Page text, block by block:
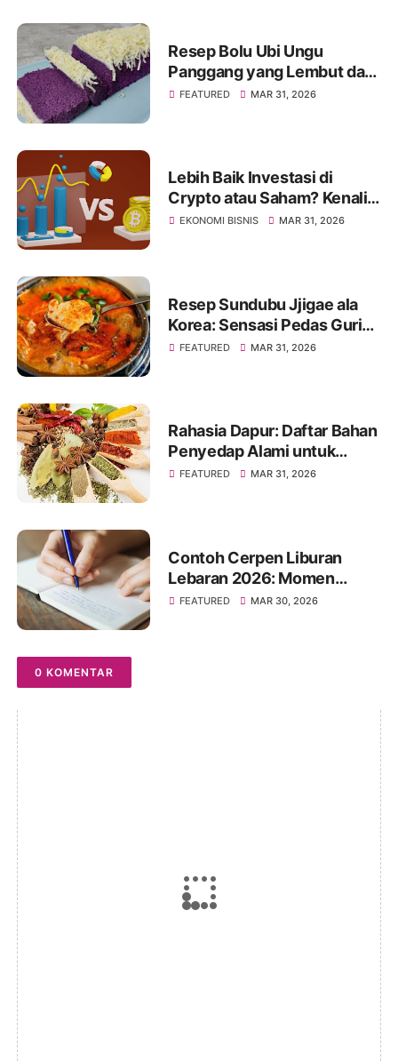
Resep Bolu Ubi Ungu
Panggang yang Lembut dan
Mengembang Sempurna
FEATURED MAR 31, 2026
Lebih Baik Investasi di
Crypto atau Saham? Kenali
Jenis Risikonya Juga
EKONOMI BISNIS MAR 31, 2026
Resep Sundubu Jjigae ala
Korea: Sensasi Pedas Gurih
yang Menghangatkan Tubuh
FEATURED MAR 31, 2026
Rahasia Dapur: Daftar Bahan
Penyedap Alami untuk
Masakan Jadi Lebih Enak
FEATURED MAR 31, 2026
Contoh Cerpen Liburan
Lebaran 2026: Momen
Hangat Penuh Kenangan
FEATURED MAR 30, 2026
0 KOMENTAR